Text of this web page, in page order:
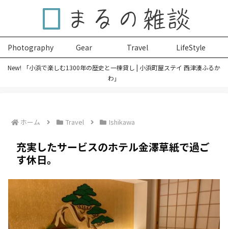
Photography Gear Travel LifeStyle
New! 「小浜で楽しむ1300年の歴史と一棟貸し | 小浜町屋ステイ 西津湊ふるか
わ」
ホーム Travel Ishikawa
充実したサービスのホテル金澤草紙で過ご
す休日。